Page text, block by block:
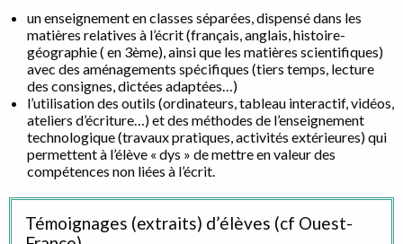
un enseignement en classes séparées, dispensé dans les
matières relatives à l’écrit (français, anglais, histoire-
géographie ( en 3ème), ainsi que les matières scientifiques)
avec des aménagements spécifiques (tiers temps, lecture
des consignes, dictées adaptées…)
l’utilisation des outils (ordinateurs, tableau interactif, vidéos,
ateliers d’écriture…) et des méthodes de l’enseignement
technologique (travaux pratiques, activités extérieures) qui
permettent à l’élève « dys » de mettre en valeur des
compétences non liées à l’écrit.
Témoignages (extraits) d’élèves (cf Ouest-